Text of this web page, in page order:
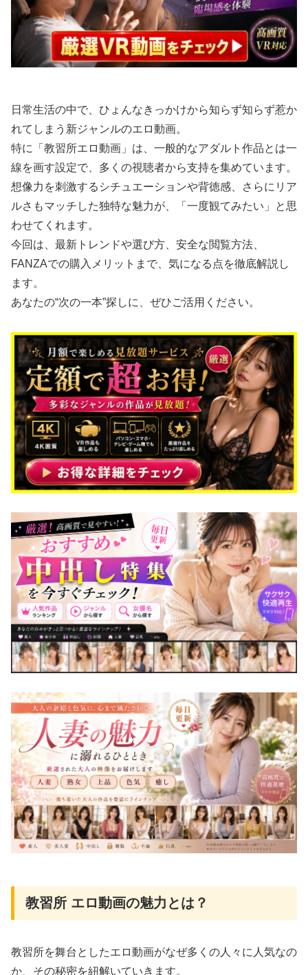
日常生活の中で、ひょんなきっかけから知らず知らず惹か
れてしまう新ジャンルのエロ動画。
特に「教習所エロ動画」は、一般的なアダルト作品とは一
線を画す設定で、多くの視聴者から支持を集めています。
想像力を刺激するシチュエーションや背徳感、さらにリア
ルさもマッチした独特な魅力が、「一度観てみたい」と思
わせてくれます。
今回は、最新トレンドや選び方、安全な閲覧方法、
FANZAでの購入メリットまで、気になる点を徹底解説し
ます。
あなたの“次の一本”探しに、ぜひご活用ください。
教習所 エロ動画の魅力とは？
教習所を舞台としたエロ動画がなぜ多くの人々に人気なの
か、その秘密を紐解いていきます。